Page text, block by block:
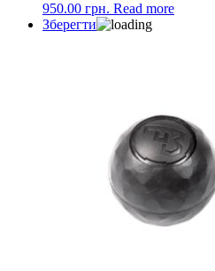
950.00 грн. Read more
Зберегти